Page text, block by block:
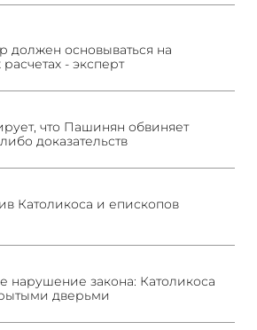
основываться на
- эксперт
что Пашинян обвиняет
доказательств
Католикоса и епископов
закона: Католикоса
дверьми
– детали визита главы
Армении в Тбилиси